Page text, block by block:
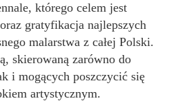
którego celem jest
gratyfikacja najlepszych
malarstwa z całej Polski.
skierowaną zarówno do
i mogących poszczycić się
artystycznym.